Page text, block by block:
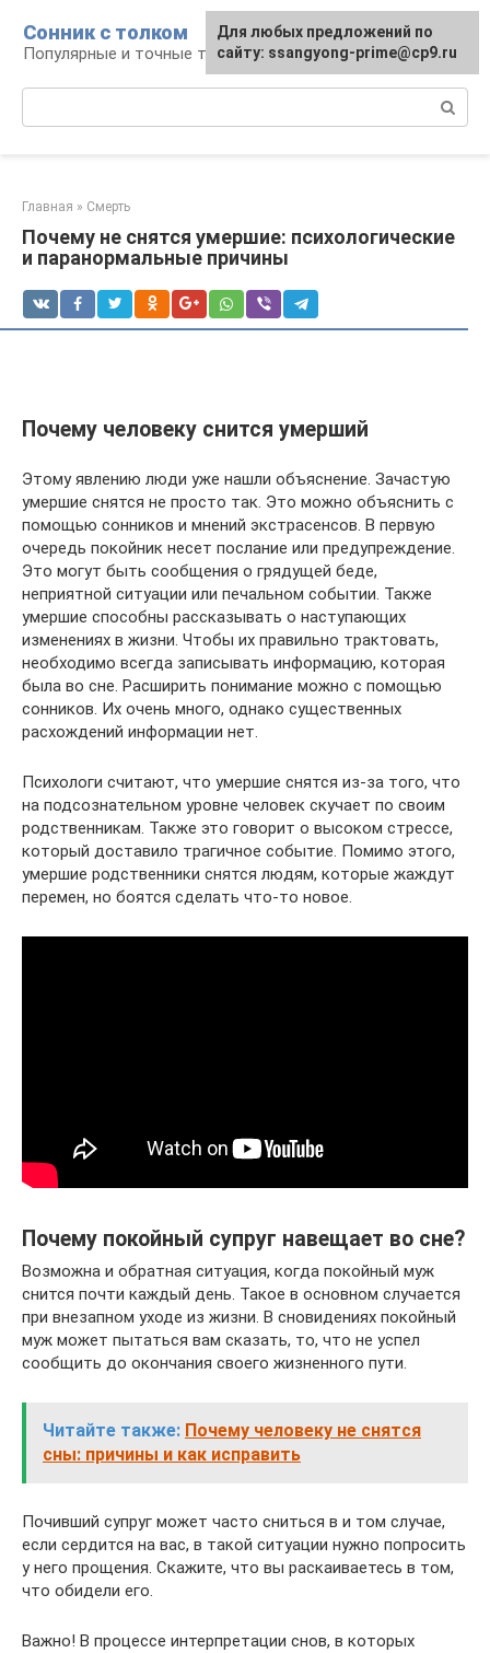
контенту
Сонник с толком
Популярные и точные толкования снов
Главная » Смерть
Почему не снятся умершие: психологические
и паранормальные причины
Почему человеку снится умерший
Этому явлению люди уже нашли объяснение. Зачастую
умершие снятся не просто так. Это можно объяснить с
помощью сонников и мнений экстрасенсов. В первую
очередь покойник несет послание или предупреждение.
Это могут быть сообщения о грядущей беде,
неприятной ситуации или печальном событии. Также
умершие способны рассказывать о наступающих
изменениях в жизни. Чтобы их правильно трактовать,
необходимо всегда записывать информацию, которая
была во сне. Расширить понимание можно с помощью
сонников. Их очень много, однако существенных
расхождений информации нет.
Психологи считают, что умершие снятся из-за того, что
на подсознательном уровне человек скучает по своим
родственникам. Также это говорит о высоком стрессе,
который доставило трагичное событие. Помимо этого,
умершие родственники снятся людям, которые жаждут
перемен, но боятся сделать что-то новое.
Почему покойный супруг навещает во сне?
Возможна и обратная ситуация, когда покойный муж
снится почти каждый день. Такое в основном случается
при внезапном уходе из жизни. В сновидениях покойный
муж может пытаться вам сказать, то, что не успел
сообщить до окончания своего жизненного пути.
Читайте также: Почему человеку не снятся
сны: причины и как исправить
Почивший супруг может часто сниться в и том случае,
если сердится на вас, в такой ситуации нужно попросить
у него прощения. Скажите, что вы раскаиваетесь в том,
что обидели его.
Важно! В процессе интерпретации снов, в которых
Для любых предложений по
сайту: ssangyong-prime@cp9.ru